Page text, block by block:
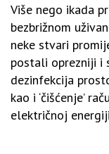
Više nego ikada
bezbrižnom
neke stvari
postali oprezniji i
dezinfekcija
kao i ‘čišćenje’
električnoj